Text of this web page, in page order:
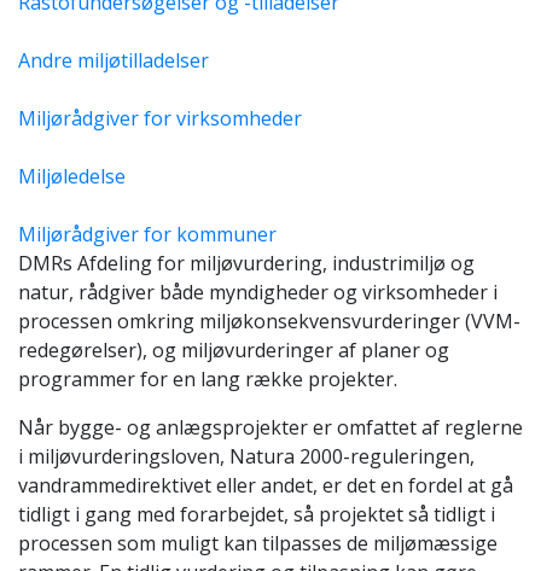
Andre miljøtilladelser
Miljørådgiver for virksomheder
Miljøledelse
Miljørådgiver for kommuner
DMRs Afdeling for miljøvurdering, industrimiljø og
natur, rådgiver både myndigheder og virksomheder i
processen omkring miljøkonsekvensvurderinger (VVM-
redegørelser), og miljøvurderinger af planer og
programmer for en lang række projekter.
Når bygge- og anlægsprojekter er omfattet af reglerne
i miljøvurderingsloven, Natura 2000-reguleringen,
vandrammedirektivet eller andet, er det en fordel at gå
tidligt i gang med forarbejdet, så projektet så tidligt i
processen som muligt kan tilpasses de miljømæssige